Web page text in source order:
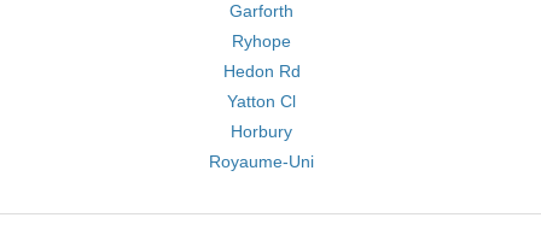
Garforth
Ryhope
Hedon Rd
Yatton Cl
Horbury
Royaume-Uni